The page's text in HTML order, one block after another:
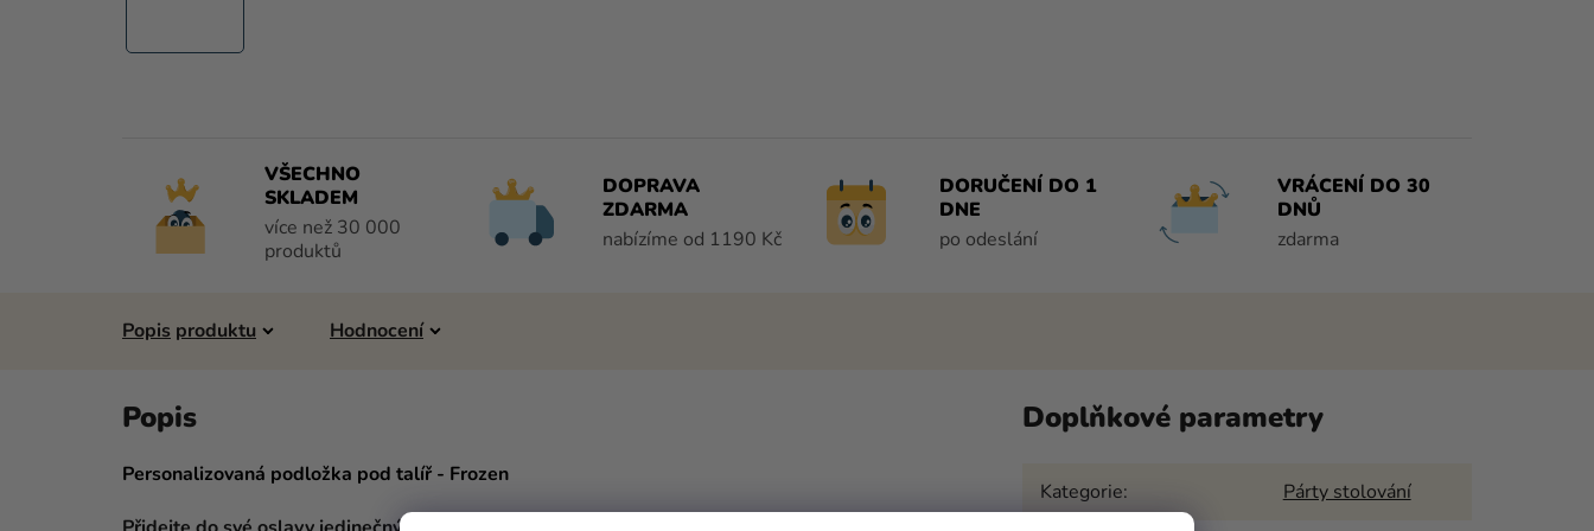
VŠECHNO
SKLADEM
více než 30 000
produktů
DOPRAVA
ZDARMA
nabízíme od 1190 Kč
DORUČENÍ DO 1
DNE
po odeslání
VRÁCENÍ DO 30
DNŮ
zdarma
Popis Hodnocení
Personalizovaná podložka pod talíř - Frozen
Doplňkové parametry
Kategorie: Párty stolování